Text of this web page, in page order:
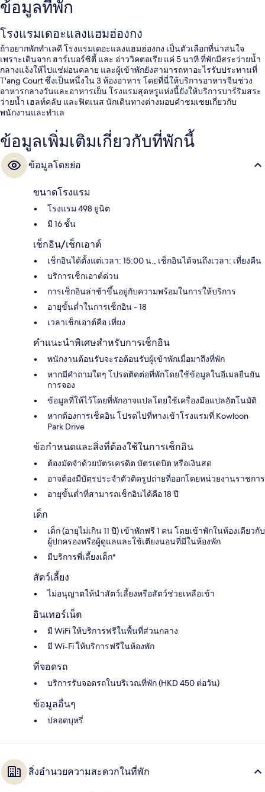
ข้อมูลที่พัก
โรงแรมเดอะแลงแฮมฮ่องกง
ถ้าอยากพักทำเลดี โรงแรมเดอะแลงแฮมฮ่องกง เป็นตัวเลือกที่น่าสนใจ
เพราะเดินจาก ฮาร์เบอร์ซิตี้ และ อ่าววิคตอเรีย แค่ 5 นาที ที่พักมีสระว่ายน้ำ
กลางแจ้งให้ไปแช่ผ่อนคลาย และผู้เข้าพักยังสามารถหาอะไรรับประทานที่
T'ang Court ซึ่งเป็นหนึ่งใน 3 ห้องอาหาร โดยที่นี่ให้บริการอาหารจีนช่วง
อาหารกลางวันและอาหารเย็น โรงแรมสุดหรูแห่งนี้ยังให้บริการบาร์ริมสระ
ว่ายน้ำ เฮลท์คลับ และฟิตเนส นักเดินทางต่างมอบคำชมเชยเกี่ยวกับ
พนักงานและทำเล
ข้อมูลเพิ่มเติมเกี่ยวกับที่พักนี้
ข้อมูลโดยย่อ
ขนาดโรงแรม
โรงแรม 498 ยูนิต
มี 16 ชั้น
เช็กอิน/เช็กเอาต์
เช็กอินได้ตั้งแต่เวลา: 15:00 น., เช็กอินได้จนถึงเวลา: เที่ยงคืน
บริการเช็กเอาต์ด่วน
การเช็กอินล่าช้าขึ้นอยู่กับความพร้อมในการให้บริการ
อายุขั้นต่ำในการเช็กอิน - 18
เวลาเช็กเอาต์คือ เที่ยง
คำแนะนำพิเศษสำหรับการเช็กอิน
พนักงานต้อนรับจะรอต้อนรับผู้เข้าพักเมื่อมาถึงที่พัก
หากมีคำถามใดๆ โปรดติดต่อที่พักโดยใช้ข้อมูลในอีเมลยืนยัน
การจอง
ข้อมูลที่ให้ไว้โดยที่พักอาจแปลโดยใช้เครื่องมือแปลอัตโนมัติ
หากต้องการเช็คอิน โปรดไปที่ทางเข้าโรงแรมที่ Kowloon
Park Drive
ข้อกำหนดและสิ่งที่ต้องใช้ในการเช็กอิน
ต้องมัดจำด้วยบัตรเครดิต บัตรเดบิต หรือเงินสด
อาจต้องมีบัตรประจำตัวติดรูปถ่ายที่ออกโดยหน่วยงานราชการ
อายุขั้นต่ำที่สามารถเช็กอินได้คือ 18 ปี
เด็ก
เด็ก (อายุไม่เกิน 11 ปี) เข้าพักฟรี 1 คน โดยเข้าพักในห้องเดียวกับ
ผู้ปกครองหรือผู้ดูแลและใช้เตียงนอนที่มีในห้องพัก
มีบริการพี่เลี้ยงเด็ก*
สัตว์เลี้ยง
ไม่อนุญาตให้นำสัตว์เลี้ยงหรือสัตว์ช่วยเหลือเข้า
อินเทอร์เน็ต
มี WiFi ให้บริการฟรีในพื้นที่ส่วนกลาง
มี Wi-Fi ให้บริการฟรีในห้องพัก
ที่จอดรถ
บริการรับจอดรถในบริเวณที่พัก (HKD 450 ต่อวัน)
ข้อมูลอื่นๆ
ปลอดบุหรี่
สิ่งอำนวยความสะดวกในที่พัก